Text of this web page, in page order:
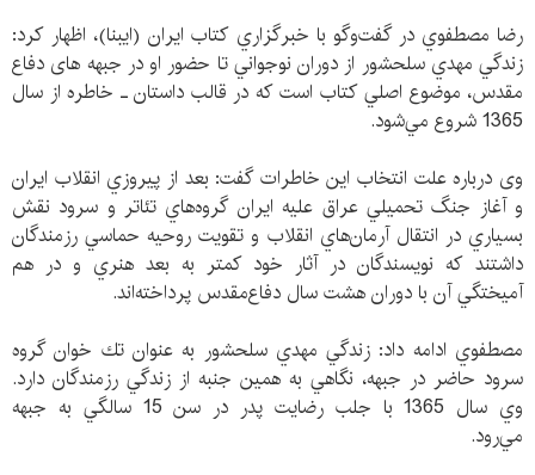
رضا مصطفوي در گفت‌وگو با خبرگزاري كتاب ايران ‌(ايبنا)، اظهار كرد:
زندگي مهدي سلحشور از دوران نوجواني تا حضور او در جبهه های دفاع
مقدس، موضوع اصلي كتاب است كه در قالب داستان ـ خاطره از سال
1365 شروع مي‌شود.
وی درباره علت انتخاب این خاطرات گفت: بعد از پيروزي انقلاب ايران
و آغاز جنگ تحميلي عراق عليه ايران گروه‌هاي تئاتر و سرود نقش
بسياري در انتقال آرمان‌هاي انقلاب و تقويت روحيه حماسي رزمندگان
داشتند كه نويسندگان در آثار خود كمتر به بعد هنري و در هم
آميختگي آن با دوران هشت سال دفاع‌مقدس پرداخته‌اند.
مصطفوي ادامه داد: زندگي مهدي سلحشور به عنوان تك خوان گروه
سرود حاضر در جبهه، نگاهي به همين جنبه از زندگي رزمندگان دارد.
وي سال 1365 با جلب رضايت پدر در سن 15 سالگي به جبهه
مي‌رود.